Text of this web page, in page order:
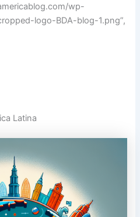
wp-
logo-BDA-blog-1.png”,
Latina